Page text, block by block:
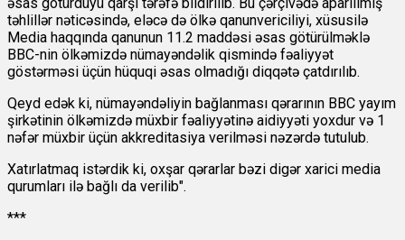
əsas götürdüyü qarşı tərəfə bildirilib. Bu çərçivədə aparılımış
təhlillər nəticəsində, eləcə də ölkə qanunvericiliyi, xüsusilə
Media haqqında qanunun 11.2 maddəsi əsas götürülməklə
BBC-nin ölkəmizdə nümayəndəlik qismində fəaliyyət
göstərməsi üçün hüquqi əsas olmadığı diqqətə çatdırılıb.
Qeyd edək ki, nümayəndəliyin bağlanması qərarının BBC yayım
şirkətinin ölkəmizdə müxbir fəaliyyətinə aidiyyəti yoxdur və 1
nəfər müxbir üçün akkreditasiya verilməsi nəzərdə tutulub.
Xatırlatmaq istərdik ki, oxşar qərarlar bəzi digər xarici media
qurumları ilə bağlı da verilib".
***